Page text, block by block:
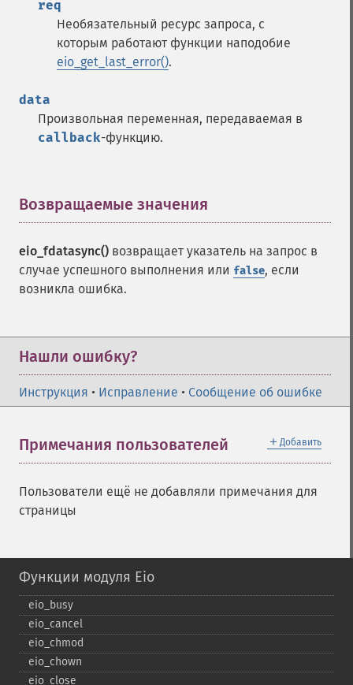
req
Необязательный ресурс запроса, с
которым работают функции наподобие
eio_get_last_error().
data
Произвольная переменная, передаваемая в
callback-функцию.
Возвращаемые значения
eio_fdatasync() возвращает указатель на запрос в
случае успешного выполнения или false, если
возникла ошибка.
Нашли ошибку?
Инструкция • Исправление • Сообщение об ошибке
＋ Добавить
Примечания пользователей
Пользователи ещё не добавляли примечания для
страницы
Функции модуля Eio
eio_​busy
eio_​cancel
eio_​chmod
eio_​chown
eio_​close